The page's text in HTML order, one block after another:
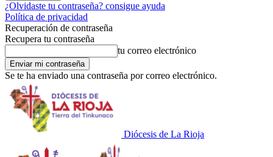
¿Olvidaste tu contraseña? consigue ayuda
Política de privacidad
Recuperación de contraseña
Recupera tu contraseña
tu correo electrónico
Se te ha enviado una contraseña por correo electrónico.
Diócesis de La Rioja